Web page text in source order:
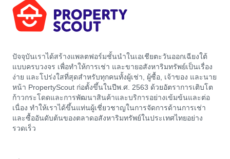
ปัจจุบันเราได้สร้างแพลตฟอร์มชั้นนำในเอเชียตะวันออกเฉียงใต้
แบบครบวงจร เพื่อทำให้การเช่า และขายอสังหาริมทรัพย์เป็นเรื่อง
ง่าย และโปร่งใสที่สุดสำหรับทุกคนทั้งผู้เช่า, ผู้ซื้อ, เจ้าของ และนาย
หน้า PropertyScout ก่อตั้งขึ้นในปีพ.ศ. 2563 ด้วยอัตราการเติบโต
ก้าวกระโดดและการพัฒนาสินค้าและบริการอย่างเข้มข้นและต่อ
เนื่อง ทำให้เราได้ขึ้นแท่นผู้เชี่ยวชาญในการจัดการด้านการเช่า
และซื้ออันดับต้นของตลาดอสังหาริมทรัพย์ในประเทศไทยอย่าง
รวดเร็ว